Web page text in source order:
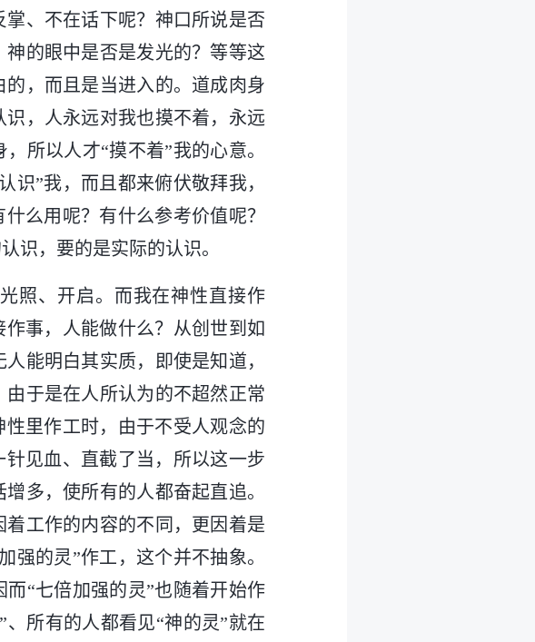
、不在话下呢？神口所说是否
的眼中是否是发光的？等等这
，而且是当进入的。道成肉身
，人永远对我也摸不着，永远
所以人才“摸不着”我的心意。
识”我，而且都来俯伏敬拜我，
么用呢？有什么参考价值呢？
识，要的是实际的认识。
照、开启。而我在神性直接作
事，人能做什么？从创世到如
能明白其实质，即使是知道，
于是在人所认为的不超然正常
里作工时，由于不受人观念的
见血、直截了当，所以这一步
多，使所有的人都奋起直追。
工作的内容的不同，更因着是
强的灵”作工，这个并不抽象。
“七倍加强的灵”也随着开始作
所有的人都看见“神的灵”就在